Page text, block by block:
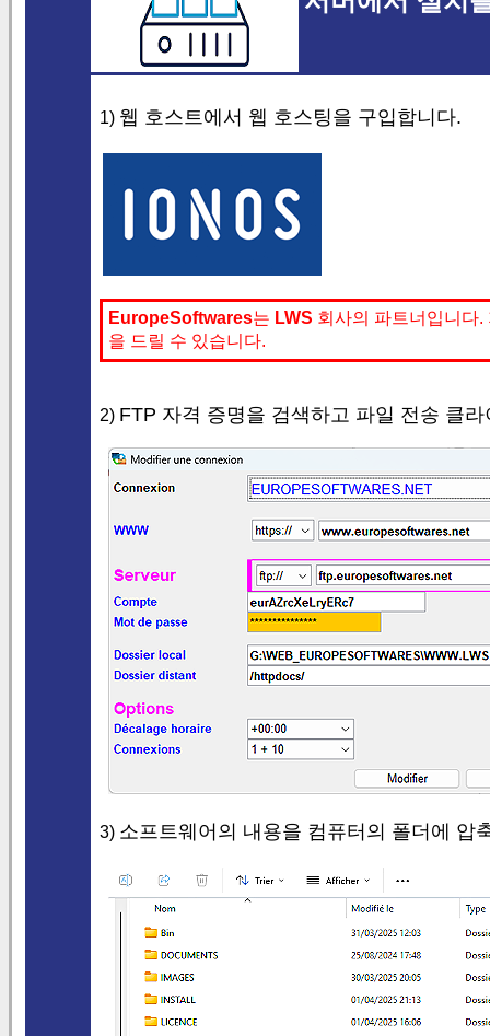
1) 웹 호스트에서 웹 호스팅을 구입합니다.
EuropeSoftwares는 LWS 회사의 파트너입니다
을 드릴 수 있습니다.
2) FTP 자격 증명을 검색하고 파일 전송 클
3) 소프트웨어의 내용을 컴퓨터의 폴더에 압